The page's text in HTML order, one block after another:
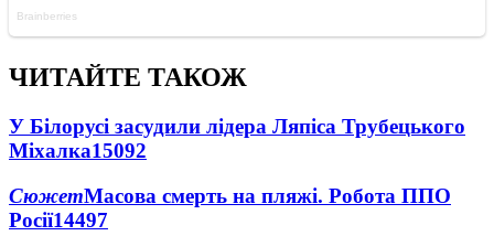
ЧИТАЙТЕ ТАКОЖ
У Білорусі засудили лідера Ляпіса Трубецького
Міхалка15092
СюжетМасова смерть на пляжі. Робота ППО
Росії14497